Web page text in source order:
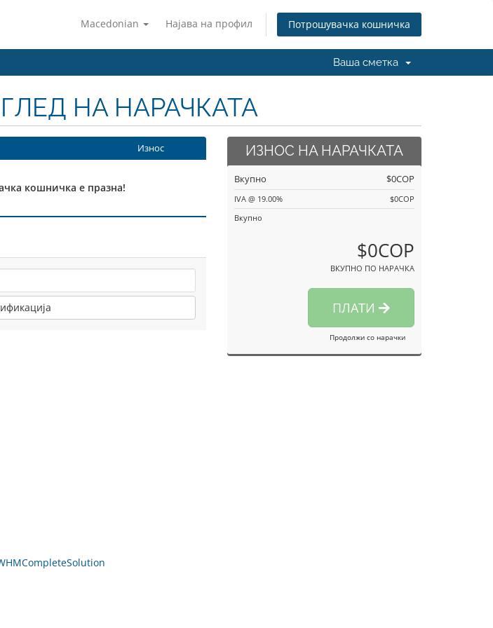
Macedonian Најава на профил Потрошувачка кошничка
Ваша сметка
НА НАРАЧКАТА
Износ
кошничка е празна!
ИЗНОС НА НАРАЧКАТА
Вкупно $0COP
IVA @ 19.00%
$0COP
Вкупно
$0COP
ВКУПНО ПО НАРАЧКА
ПЛАТИ
Продолжи со нарачки